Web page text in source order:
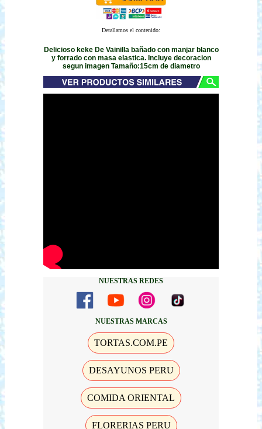
Detallamos el contenido:
Delicioso keke De Vainilla bañado con manjar blanco
y forrado con masa elastica. Incluye decoracion
segun imagen Tamaño:15cm de diametro
NUESTRAS REDES
NUESTRAS MARCAS
TORTAS.COM.PE
DESAYUNOS PERU
COMIDA ORIENTAL
FLORERIAS PERU